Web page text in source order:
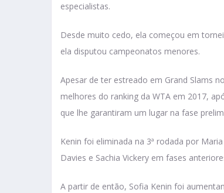
especialistas.
Desde muito cedo, ela começou em
ela disputou campeonatos menores.
Apesar de ter estreado em Grand Slams
melhores do ranking da WTA em 2017,
que lhe garantiram um lugar na fase
Kenin foi eliminada na 3ª rodada por
Davies e Sachia Vickery em fases
A partir de então, Sofia Kenin foi